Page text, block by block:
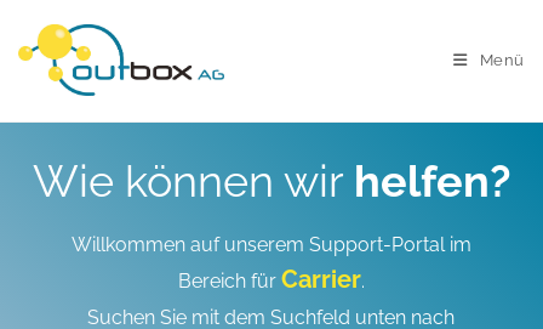
Menü
Wie können wir helfen?
Willkommen auf unserem Support-Portal im
Bereich für Carrier.
Suchen Sie mit dem Suchfeld unten nach